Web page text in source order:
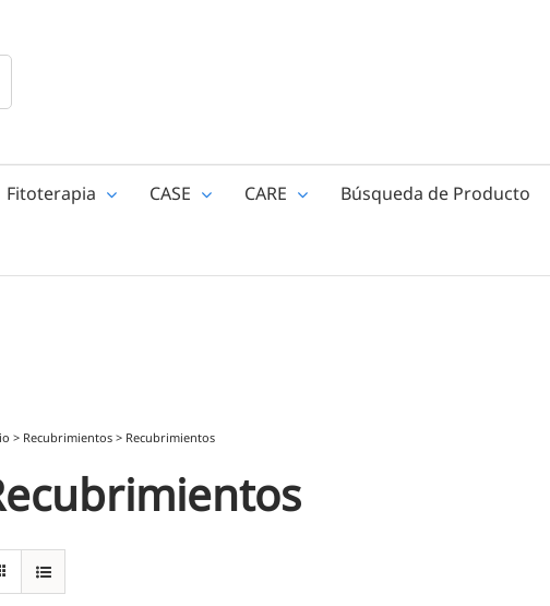
Fitoterapia CASE CARE Búsqueda de Producto
> Recubrimientos > Recubrimientos